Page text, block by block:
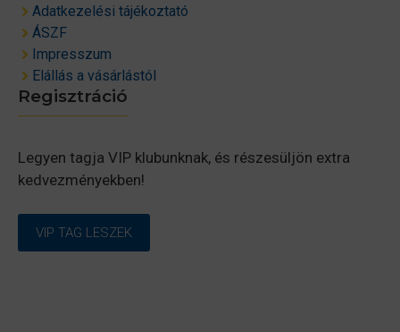
Adatkezelési tájékoztató
ÁSZF
Impresszum
Elállás a vásárlástól
Regisztráció
Legyen tagja VIP klubunknak, és részesüljön extra
kedvezményekben!
VIP TAG LESZEK